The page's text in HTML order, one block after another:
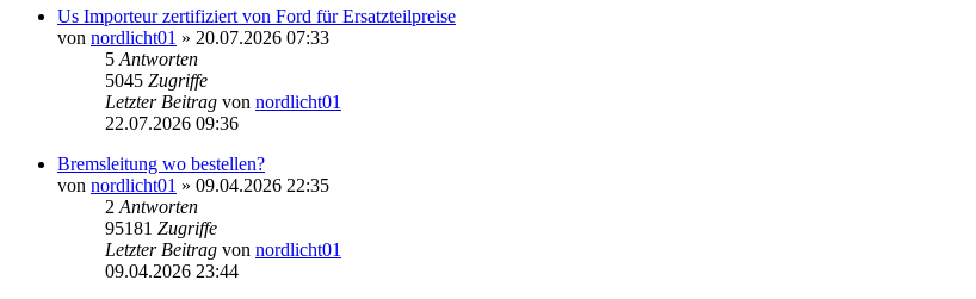
Us Importeur zertifiziert von Ford für Ersatzteilpreise
von nordlicht01 » 20.07.2026 07:33
5 Antworten
5045 Zugriffe
Letzter Beitrag von nordlicht01
22.07.2026 09:36
Bremsleitung wo bestellen?
von nordlicht01 » 09.04.2026 22:35
2 Antworten
95181 Zugriffe
Letzter Beitrag von nordlicht01
09.04.2026 23:44